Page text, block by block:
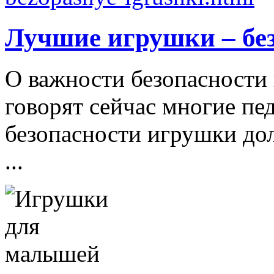
Лучшие игрушки –
О важности
говорят сейчас многие
безопасности игрушки
...